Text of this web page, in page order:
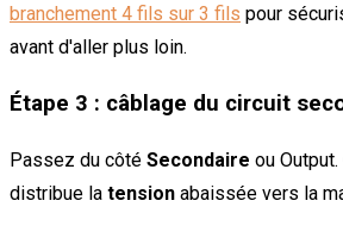
branchement 4 fils sur 3 fils pour
avant d'aller plus loin.
Étape 3 : câblage du circuit
Passez du côté Secondaire ou
distribue la tension abaissée vers la